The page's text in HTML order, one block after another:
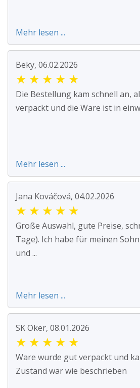
Mehr lesen ...
Beky, 06.02.2026
★ ★ ★ ★ ★
Die Bestellung kam schnell an,
verpackt und die Ware ist in
Mehr lesen ...
Jana Kováčová, 04.02.2026
★ ★ ★ ★ ★
Große Auswahl, gute Preise,
Tage). Ich habe für meinen
und ...
Mehr lesen ...
SK Oker, 08.01.2026
★ ★ ★ ★ ★
Ware wurde gut verpackt und
Zustand war wie beschrieben